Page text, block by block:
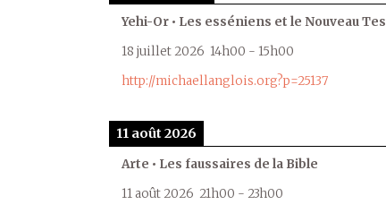
Yehi-Or • Les esséniens et le Nouveau
18 juillet 2026 14h00 - 15h00
http://michaellanglois.org?p=25137
11 août 2026
Arte • Les faussaires de la Bible
11 août 2026 21h00 - 23h00